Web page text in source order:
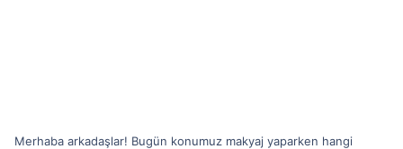
Merhaba arkadaşlar! Bugün konumuz makyaj yaparken hangi